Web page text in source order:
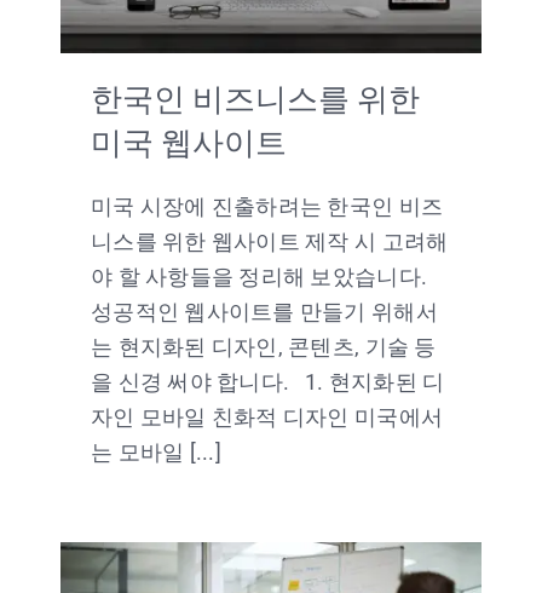
한국인 비즈니스를 위한
미국 웹사이트
미국 시장에 진출하려는 한국인 비즈
니스를 위한 웹사이트 제작 시 고려해
야 할 사항들을 정리해 보았습니다.
성공적인 웹사이트를 만들기 위해서
는 현지화된 디자인, 콘텐츠, 기술 등
을 신경 써야 합니다. 1. 현지화된 디
자인 모바일 친화적 디자인 미국에서
는 모바일 [...]